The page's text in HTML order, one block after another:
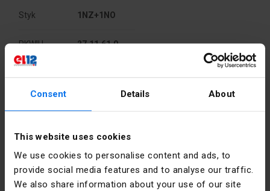
Consent Details About
This website uses cookies
We use cookies to personalise content and ads, to
provide social media features and to analyse our traffic.
We also share information about your use of our site
Styk 1NZ+1NO
PKWIU 27.11.61.0
Rodzaj
WŁĄCZ lub
Z osłoną
tak
Producent
Schneider
Electric
Polska